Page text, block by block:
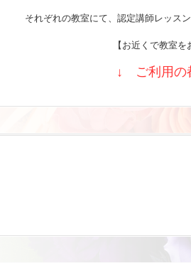
それぞれの教室にて、認定講師レッス
【お近くで教室
↓ ご利用の